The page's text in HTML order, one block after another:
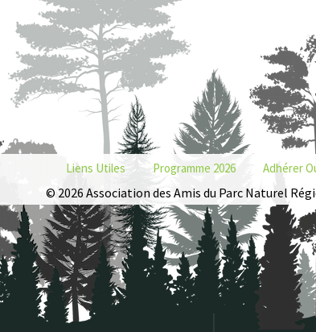
Liens Utiles Programme 2026 Adhérer
© 2026 Association des Amis du Parc Naturel